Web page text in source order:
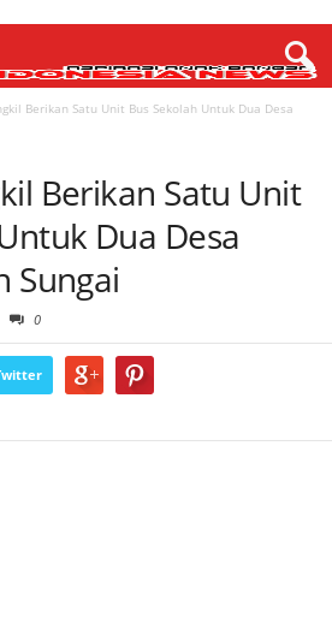
Berikan Satu Unit Bus Sekolah Untuk Dua Desa
Berikan Satu Unit
Dua Desa
Sungai
0